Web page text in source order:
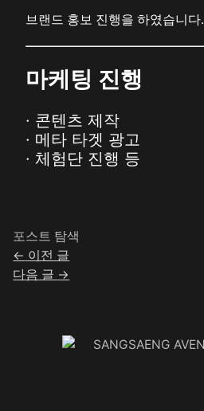
브랜드 홍보 진행을 하였습니다.
마케팅 진행
· 콘텐츠 제작
· 메타 타겟 광고
· 체험단 진행 등
포스트 탐색
← 이전 글
다음 글 →